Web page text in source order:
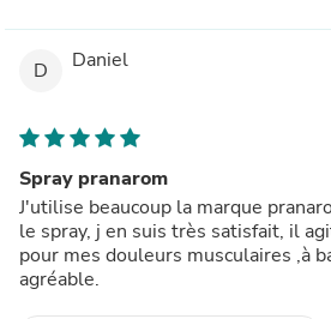
D Daniel
Spray pranarom
J'utilise beaucoup la marque
le spray, j en suis très satisfait, il
pour mes douleurs musculaires ,à
agréable.